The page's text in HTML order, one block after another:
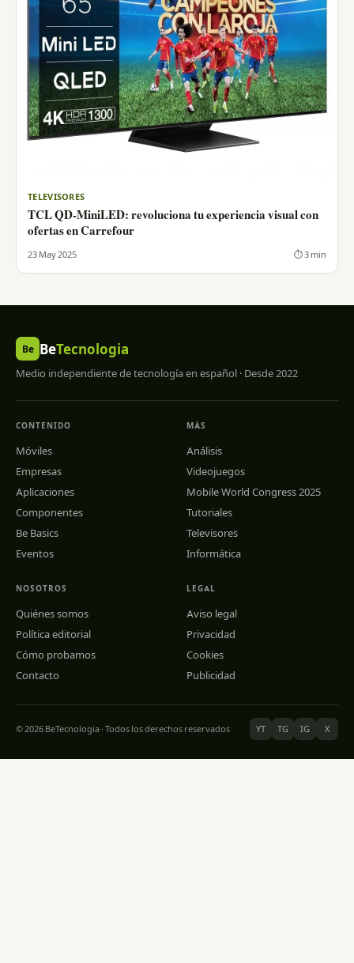
TELEVISORES
TCL QD-MiniLED: revoluciona tu experiencia visual con
ofertas en Carrefour
23 May 2025 ⏱ 3 min
Be BeTecnologia
Medio independiente de tecnología en español · Desde 2022
CONTENIDO
Móviles
Empresas
Aplicaciones
Componentes
Be Basics
Eventos
MÁS
Análisis
Videojuegos
Mobile World Congress 2025
Tutoriales
Televisores
Informática
NOSOTROS
Quiénes somos
Política editorial
Cómo probamos
Contacto
LEGAL
Aviso legal
Privacidad
Cookies
Publicidad
© 2026 BeTecnologia · Todos los derechos reservados YT TG IG X